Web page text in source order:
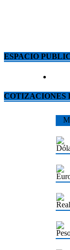
ESPACIO
COTIZACIONES
Real